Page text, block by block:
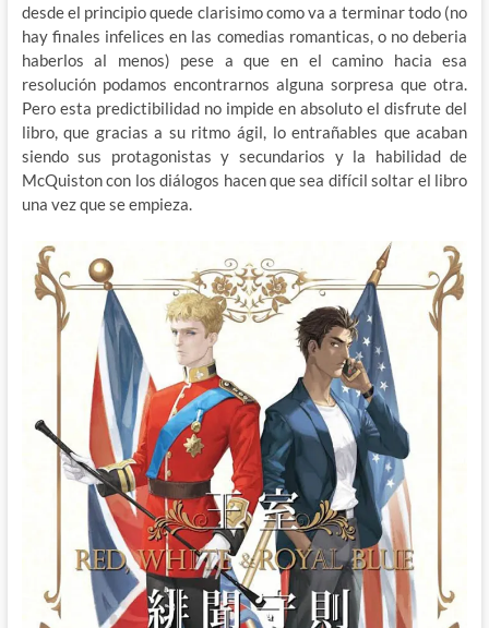
desde el principio quede clarisimo como va a terminar todo (no
hay finales infelices en las comedias romanticas, o no deberia
haberlos al menos) pese a que en el camino hacia esa
resolución podamos encontrarnos alguna sorpresa que otra.
Pero esta predictibilidad no impide en absoluto el disfrute del
libro, que gracias a su ritmo ágil, lo entrañables que acaban
siendo sus protagonistas y secundarios y la habilidad de
McQuiston con los diálogos hacen que sea difícil soltar el libro
una vez que se empieza.